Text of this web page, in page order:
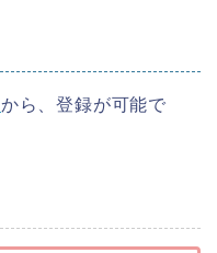
から、登録が可能で